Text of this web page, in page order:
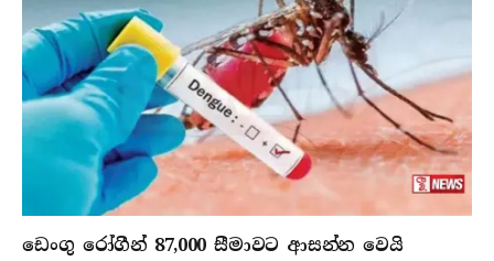
ඩෙංගු රෝගීන් 87,000 සීමාවට ආසන්න වෙයි